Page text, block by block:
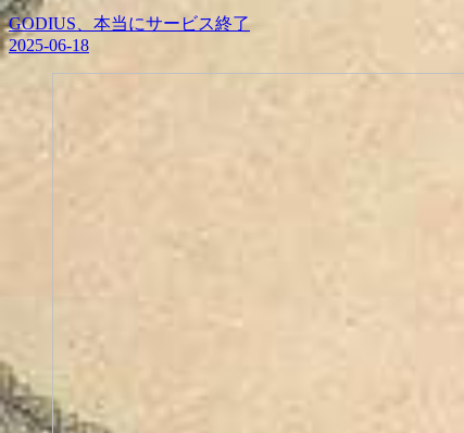
GODIUS、本当にサービス終了
2025-06-18